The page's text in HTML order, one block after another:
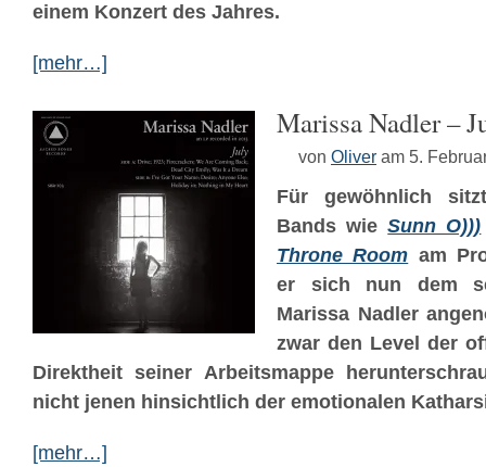
einem Konzert des Jahres.
[mehr…]
Marissa Nadler –
von Oliver am 5.
Für gewöhnlich
Bands wieSunn O)))
Throne Room am
er sich nun dem
Marissa Nadler
zwar den Level der
Direktheit seiner Arbeitsmappe
nicht jenen hinsichtlich der emotionalen
[mehr…]